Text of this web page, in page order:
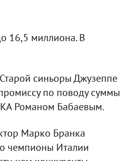
16,5 миллиона. В
синьоры Джузеппе
по поводу суммы
Романом Бабаевым.
Марко Бранка
чемпионы Италии